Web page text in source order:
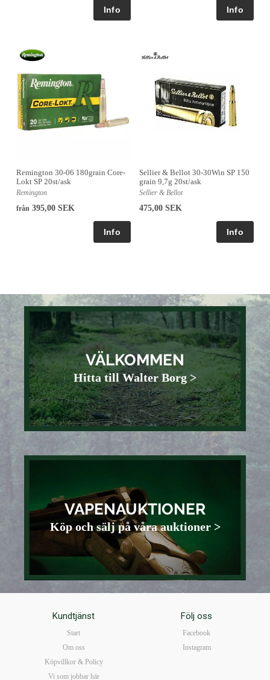
Remington 30-06 180grain Core-
Lokt SP 20st/ask
Remington
från 395,00 SEK
Sellier & Bellot 30-30Win SP 150
grain 9,7g 20st/ask
Sellier & Bellot
475,00 SEK
VÄLKOMMEN
Hitta till Walter Borg >
VAPENAUKTIONER
Köp och sälj på våra auktioner >
Kundtjänst
Start
Om oss
Köpvillkor & Policy
Vi som jobbar här
Följ oss
Facebook
Instagram